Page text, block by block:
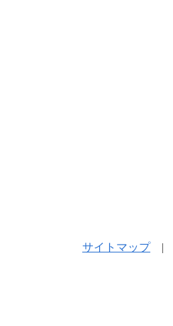
サイトマップ|